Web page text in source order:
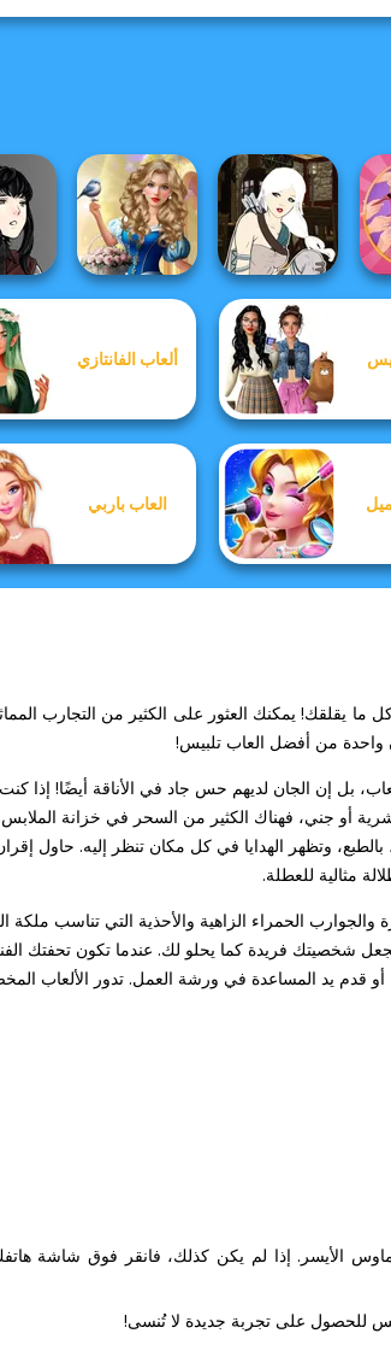
P...
Storybook Glam
Dress Up
Manga Creator -
Fantasy World...
ألعاب الفانتازي
العاب باربي
واحدة من أفضل العاب تلبيس!
بل إن الجان لديهم حس جاد في الأناقة أيضًا! إذا
أو جني، فهناك الكثير من السحر في خزانة الملابس.
وتظهر الهدايا في كل مكان تنظر إليه. حاول
مثالية للعطلة.
الحمراء الزاهية والأحذية التي تناسب ملكة
فريدة كما يحلو لك. عندما تكون تحفتك
أو قدم يد المساعدة في ورشة العمل. تدور الألعاب
الأيسر. إذا لم يكن كذلك، فانقر فوق شاشة
للحصول على تجربة جديدة لا تُنسى!